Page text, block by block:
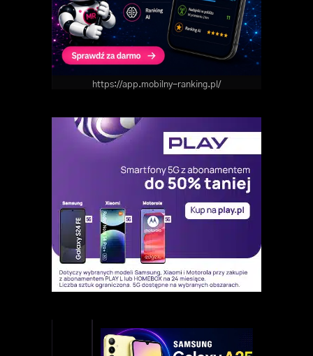
https://app.mobilny-ranking.pl/